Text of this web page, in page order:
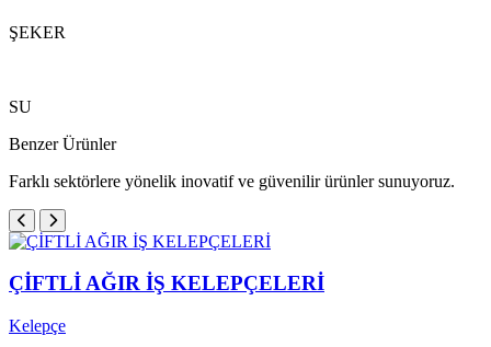
ŞEKER
SU
Benzer Ürünler
Farklı sektörlere yönelik inovatif ve güvenilir ürünler sunuyoruz.
ÇİFTLİ AĞIR İŞ KELEPÇELERİ
Kelepçe